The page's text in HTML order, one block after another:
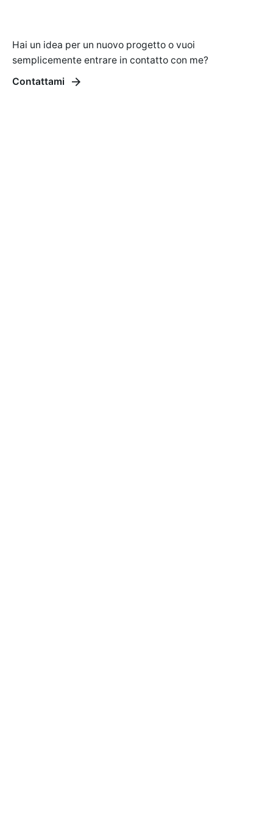
Hai un idea per un nuovo progetto o vuoi
semplicemente entrare in contatto con me?
Contattami